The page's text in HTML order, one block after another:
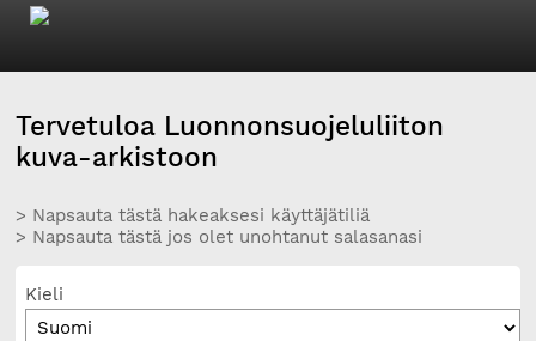
Tervetuloa Luonnonsuojeluliiton
kuva-arkistoon
> Napsauta tästä hakeaksesi käyttäjätiliä
> Napsauta tästä jos olet unohtanut salasanasi
Kieli